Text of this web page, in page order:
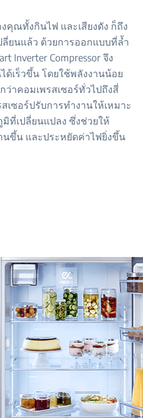
คุณทั้งกินไฟ และเสียงดัง ก็ถึง
ลี่ยนแล้ว ด้วยการออกแบบที่ล้ำ
Inverter Compressor จึง
ด้เร็วขึ้น โดยใช้พลังงานน้อย
ว่าคอมเพรสเซอร์ทั่วไปถึงสี่
เซอร์ปรับการทำงานให้เหมาะ
ที่เปลี่ยนแปลง ซึ่งช่วยให้
นขึ้น และประหยัดค่าไฟยิ่งขึ้น